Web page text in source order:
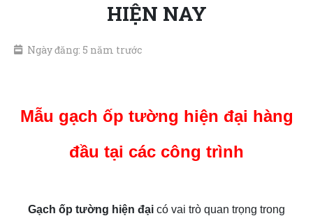
HIỆN NAY
Ngày đăng: 5 năm trước
Mẫu gạch ốp tường hiện đại hàng
đầu tại các công trình
Gạch ốp tường hiện đại có vai trò quan trọng trong